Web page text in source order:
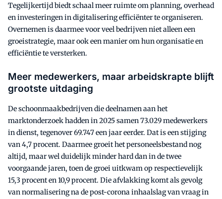
Tegelijkertijd biedt schaal meer ruimte om planning, overhead
en investeringen in digitalisering efficiënter te organiseren.
Overnemen is daarmee voor veel bedrijven niet alleen een
groeistrategie, maar ook een manier om hun organisatie en
efficiëntie te versterken.
Meer medewerkers, maar arbeidskrapte blijft
grootste uitdaging
De schoonmaakbedrijven die deelnamen aan het
marktonderzoek hadden in 2025 samen 73.029 medewerkers
in dienst, tegenover 69.747 een jaar eerder. Dat is een stijging
van 4,7 procent. Daarmee groeit het personeelsbestand nog
altijd, maar wel duidelijk minder hard dan in de twee
voorgaande jaren, toen de groei uitkwam op respectievelijk
15,3 procent en 10,9 procent. Die afvlakking komt als gevolg
van normalisering na de post-corona inhaalslag van vraag in